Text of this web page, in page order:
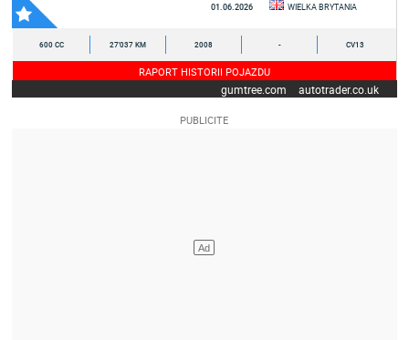
01.06.2026 WIELKA BRYTANIA
600 CC 27'037 KM 2008 - CV13
RAPORT HISTORII POJAZDU
gumtree.com autotrader.co.uk